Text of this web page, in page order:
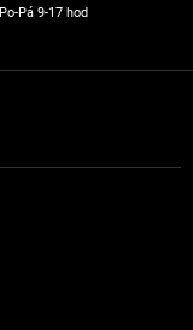
Po-Pá 9-17 hod